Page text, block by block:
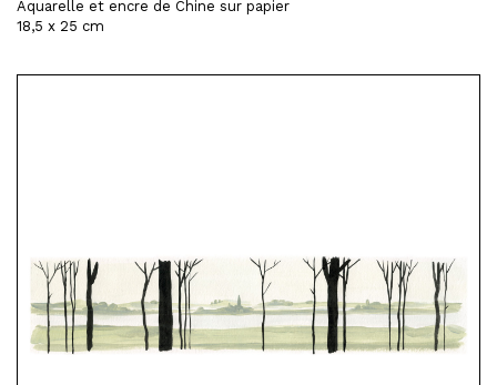
Aquarelle et encre de Chine sur papier
18,5 x 25 cm